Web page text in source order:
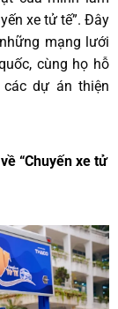
xe tử tế”. Đây
mạng lưới
cùng họ hỗ
dự án thiện
“Chuyến xe tử